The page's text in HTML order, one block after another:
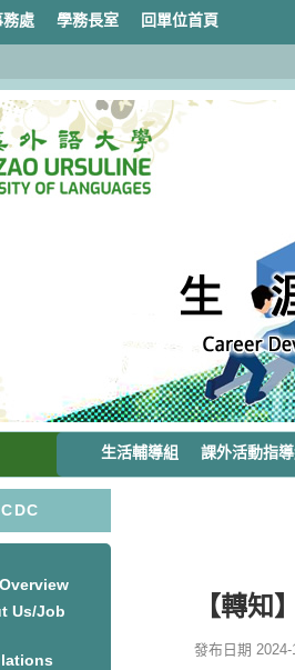
務處 學務長室 回單位首頁
生活輔導組 課外活動指導
CDC
Us/Job
【轉知
發布日期